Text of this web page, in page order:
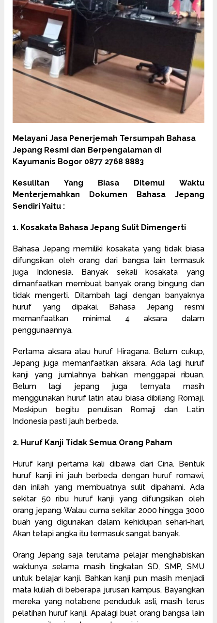
Melayani Jasa Penerjemah Tersumpah Bahasa
Jepang Resmi dan Berpengalaman di
Kayumanis Bogor 0877 2768 8883
Kesulitan Yang Biasa Ditemui Waktu
Menterjemahkan Dokumen Bahasa Jepang
Sendiri Yaitu :
1. Kosakata Bahasa Jepang Sulit Dimengerti
Bahasa Jepang memiliki kosakata yang tidak biasa
difungsikan oleh orang dari bangsa lain termasuk
juga Indonesia. Banyak sekali kosakata yang
dimanfaatkan membuat banyak orang bingung dan
tidak mengerti. Ditambah lagi dengan banyaknya
huruf yang dipakai. Bahasa Jepang resmi
memanfaatkan minimal 4 aksara dalam
penggunaannya.
Pertama aksara atau huruf Hiragana. Belum cukup,
Jepang juga memanfaatkan aksara. Ada lagi huruf
kanji yang jumlahnya bahkan menggapai ribuan.
Belum lagi jepang juga ternyata masih
menggunakan huruf latin atau biasa dibilang Romaji.
Meskipun begitu penulisan Romaji dan Latin
Indonesia pasti jauh berbeda.
2. Huruf Kanji Tidak Semua Orang Paham
Huruf kanji pertama kali dibawa dari Cina. Bentuk
huruf kanji ini jauh berbeda dengan huruf romawi,
dan inilah yang membuatnya sulit dipahami. Ada
sekitar 50 ribu huruf kanji yang difungsikan oleh
orang jepang. Walau cuma sekitar 2000 hingga 3000
buah yang digunakan dalam kehidupan sehari-hari,
Akan tetapi angka itu termasuk sangat banyak.
Orang Jepang saja terutama pelajar menghabiskan
waktunya selama masih tingkatan SD, SMP, SMU
untuk belajar kanji. Bahkan kanji pun masih menjadi
mata kuliah di beberapa jurusan kampus. Bayangkan
mereka yang notabene penduduk asli, masih terus
pelatihan huruf kanji. Apalagi buat orang bangsa lain